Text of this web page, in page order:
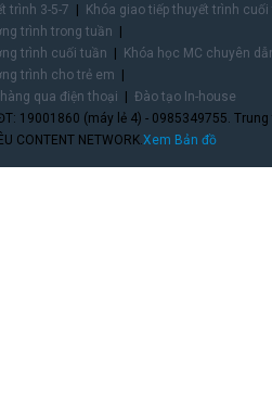
trình 3-5-7
Khóa giao tiếp thuyết trình
trình trong tuần
trình cuối tuần
Khóa học MC chuyên
trình cho trẻ em
qua điện thoại
Đào tạo In-house
19001860 (máy lẻ 4) - 0985349755.
CONTENT NETWORK. Xem Bản đồ